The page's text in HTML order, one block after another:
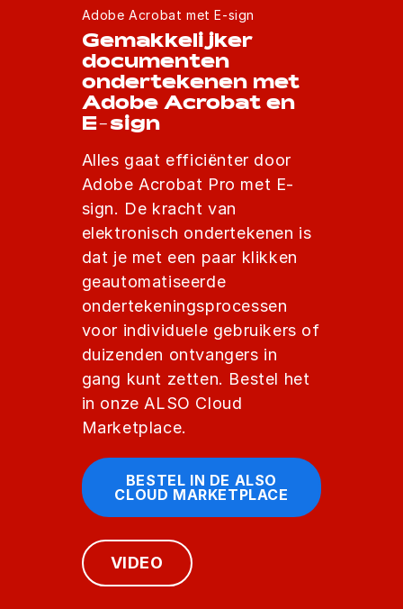
Adobe Acrobat met E-sign
Gemakkelijker
documenten
ondertekenen met
Adobe Acrobat en
E-sign
Alles gaat efficiënter door
Adobe Acrobat Pro met E-
sign. De kracht van
elektronisch ondertekenen is
dat je met een paar klikken
geautomatiseerde
ondertekeningsprocessen
voor individuele gebruikers of
duizenden ontvangers in
gang kunt zetten. Bestel het
in onze ALSO Cloud
Marketplace.
BESTEL IN DE ALSO
CLOUD MARKETPLACE
VIDEO